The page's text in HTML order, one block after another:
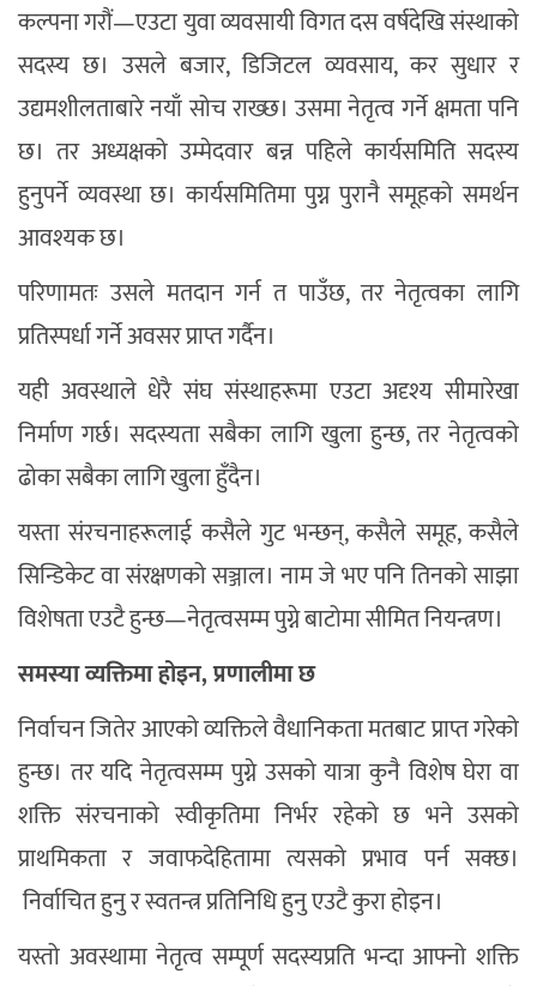
कल्पना गरौं—एउटा युवा व्यवसायी विगत दस वर्षदेखि संस्थाको
सदस्य छ। उसले बजार, डिजिटल व्यवसाय, कर सुधार र
उद्यमशीलताबारे नयाँ सोच राख्छ। उसमा नेतृत्व गर्ने क्षमता पनि
छ। तर अध्यक्षको उम्मेदवार बन्न पहिले कार्यसमिति सदस्य
हुनुपर्ने व्यवस्था छ। कार्यसमितिमा पुग्न पुरानै समूहको समर्थन
आवश्यक छ।
परिणामतः उसले मतदान गर्न त पाउँछ, तर नेतृत्वका लागि
प्रतिस्पर्धा गर्ने अवसर प्राप्त गर्दैन।
यही अवस्थाले धेरै संघ संस्थाहरूमा एउटा अदृश्य सीमारेखा
निर्माण गर्छ। सदस्यता सबैका लागि खुला हुन्छ, तर नेतृत्वको
ढोका सबैका लागि खुला हुँदैन।
यस्ता संरचनाहरूलाई कसैले गुट भन्छन्, कसैले समूह, कसैले
सिन्डिकेट वा संरक्षणको सञ्जाल। नाम जे भए पनि तिनको साझा
विशेषता एउटै हुन्छ—नेतृत्वसम्म पुग्ने बाटोमा सीमित नियन्त्रण।
समस्या व्यक्तिमा होइन, प्रणालीमा छ
निर्वाचन जितेर आएको व्यक्तिले वैधानिकता मतबाट प्राप्त गरेको
हुन्छ। तर यदि नेतृत्वसम्म पुग्ने उसको यात्रा कुनै विशेष घेरा वा
शक्ति संरचनाको स्वीकृतिमा निर्भर रहेको छ भने उसको
प्राथमिकता र जवाफदेहितामा त्यसको प्रभाव पर्न सक्छ।
निर्वाचित हुनु र स्वतन्त्र प्रतिनिधि हुनु एउटै कुरा होइन।
यस्तो अवस्थामा नेतृत्व सम्पूर्ण सदस्यप्रति भन्दा आफ्नो शक्ति